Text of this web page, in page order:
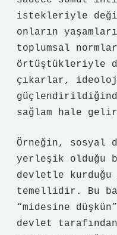
istekleriyle
onların
toplumsal
örtüştükleriyle
çıkarlar,
sağlam hale
Örneğin, sosyal
yerleşik olduğu
devletle
temellidir. Bu
“midesine
devlet